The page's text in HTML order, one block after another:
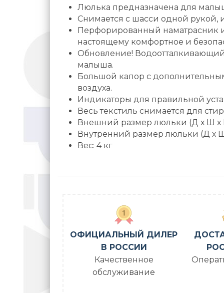
Люлька предназначена для
Снимается с шасси одной рукой,
Перфорированный наматрасник
настоящему комфортное и
Обновление!
малыша.
Большой капор с
воздуха.
Индикаторы для правильной
Весь текстиль снимается для
Внешний размер люльки (Д х Ш х
Внутренний размер люльки (Д х
Вес: 4 кг
ОФИЦИАЛЬНЫЙ ДИЛЕР
В РОССИИ
Качественное
обслуживание